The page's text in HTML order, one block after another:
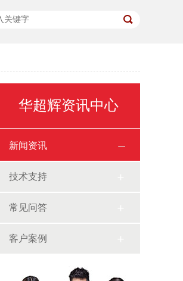
华超辉资讯中心
新闻资讯
技术支持
常见问答
客户案例